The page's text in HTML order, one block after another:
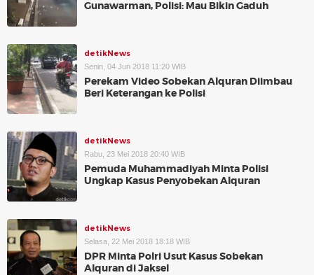
Gunawarman, Polisi: Mau Bikin Gaduh
detikNews
Senin, 04 Jun 2018 11:20 WIB
Perekam Video Sobekan Alquran Diimbau
Beri Keterangan ke Polisi
detikNews
Rabu, 23 Mei 2018 20:40 WIB
Pemuda Muhammadiyah Minta Polisi
Ungkap Kasus Penyobekan Alquran
detikNews
Selasa, 22 Mei 2018 18:18 WIB
DPR Minta Polri Usut Kasus Sobekan
Alquran di Jaksel